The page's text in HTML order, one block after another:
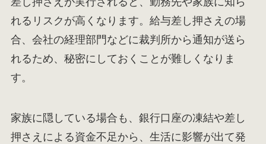
れるリスクが高くなります。給与差し押さえの場
合、会社の経理部門などに裁判所から通知が送ら
れるため、秘密にしておくことが難しくなりま
す。
家族に隠している場合も、銀行口座の凍結や差し
押さえによる資金不足から、生活に影響が出て発